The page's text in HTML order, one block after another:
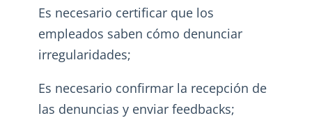
Es necesario certificar que los
empleados saben cómo denunciar
irregularidades;
Es necesario confirmar la recepción de
las denuncias y enviar feedbacks;